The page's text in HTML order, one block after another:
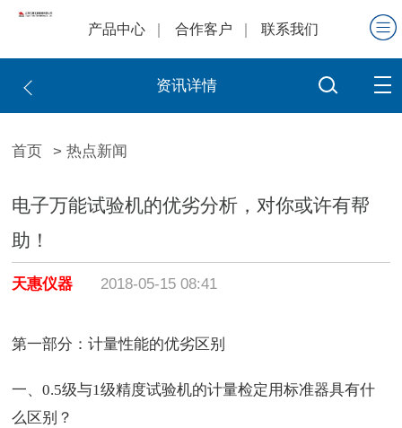
产品中心 合作客户 联系我们
资讯详情
首页 > 热点新闻
电子万能试验机的优劣分析，对你或许有帮
助！
天惠仪器 2018-05-15 08:41
第一部分：计量性能的优劣区别
一、0.5级与1级精度试验机的计量检定用标准器具有什
么区别？